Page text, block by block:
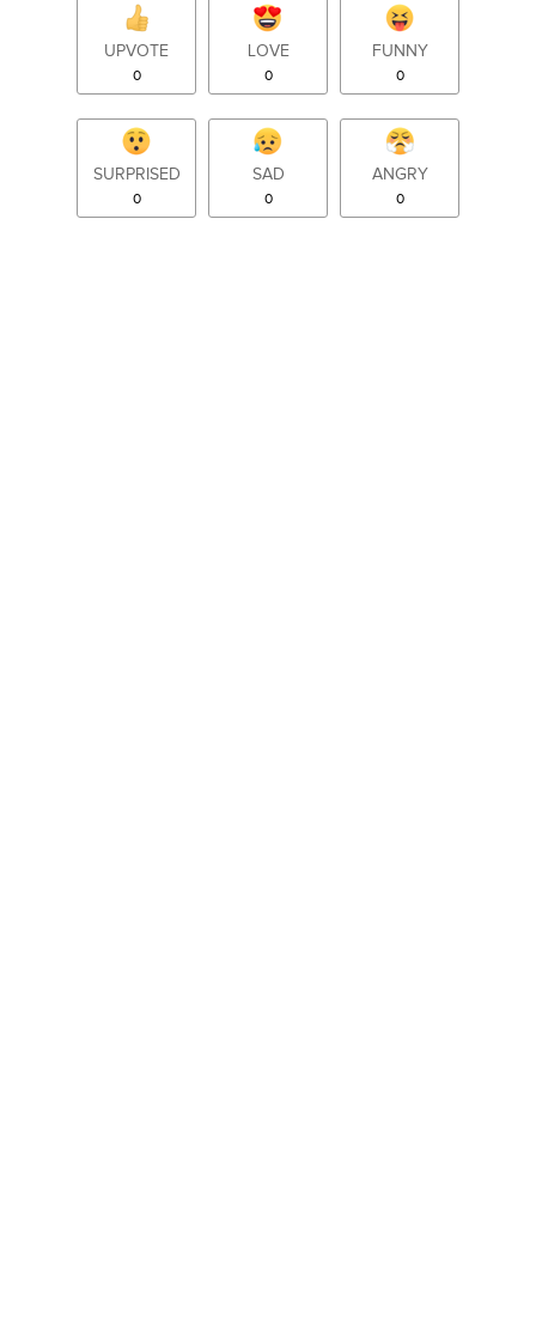
UPVOTE
0
LOVE
0
FUNNY
0
SURPRISED
0
SAD
0
ANGRY
0